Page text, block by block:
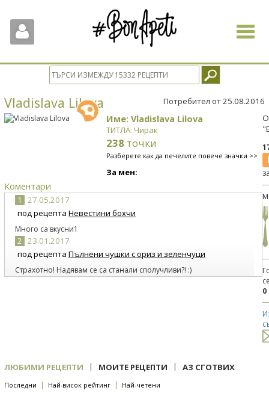
Toggle
Vladislava Lilova Потребител от 25.08.2016
Име: Vladislava Lilova
ТИТЛА: Чирак
238 точки
Разберете как да печелите повече значки >>
За мен:
Коментари
1
27.05.2017
под рецепта Невестини бохчи
Много са вкусни1
2 23.01.2017
под рецепта Пълнени чушки с ориз и зеленчуци
Страхотно! Надявам се са станали сполучливи?! :)
0
ЛЮБИМИ РЕЦЕПТИ | МОИТЕ РЕЦЕПТИ | АЗ СГОТВИХ
Последни | Най-висок рейтинг | Най-четени